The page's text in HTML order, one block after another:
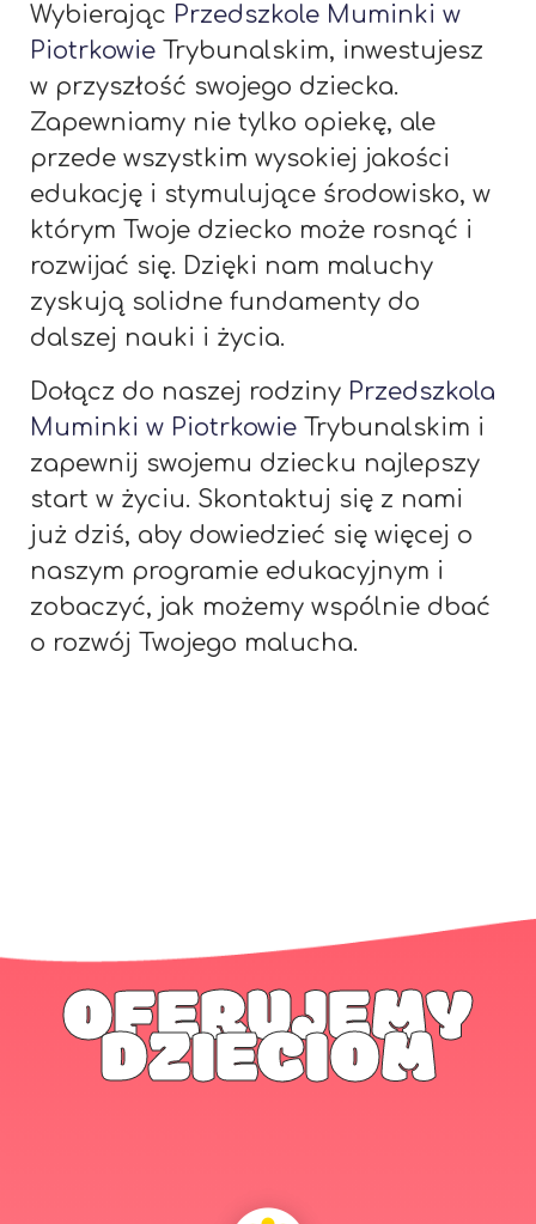
Wybierając Przedszkole Muminki w
Piotrkowie Trybunalskim, inwestujesz
w przyszłość swojego dziecka.
Zapewniamy nie tylko opiekę, ale
przede wszystkim wysokiej jakości
edukację i stymulujące środowisko, w
którym Twoje dziecko może rosnąć i
rozwijać się. Dzięki nam maluchy
zyskują solidne fundamenty do
dalszej nauki i życia.
Dołącz do naszej rodziny Przedszkola
Muminki w Piotrkowie Trybunalskim i
zapewnij swojemu dziecku najlepszy
start w życiu. Skontaktuj się z nami
już dziś, aby dowiedzieć się więcej o
naszym programie edukacyjnym i
zobaczyć, jak możemy wspólnie dbać
o rozwój Twojego malucha.
OFERUJEMY
DZIECIOM